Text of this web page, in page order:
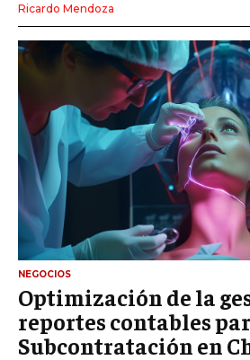
Ricardo Mendoza
NEGOCIOS
Optimización de la
reportes contables
Subcontratación en